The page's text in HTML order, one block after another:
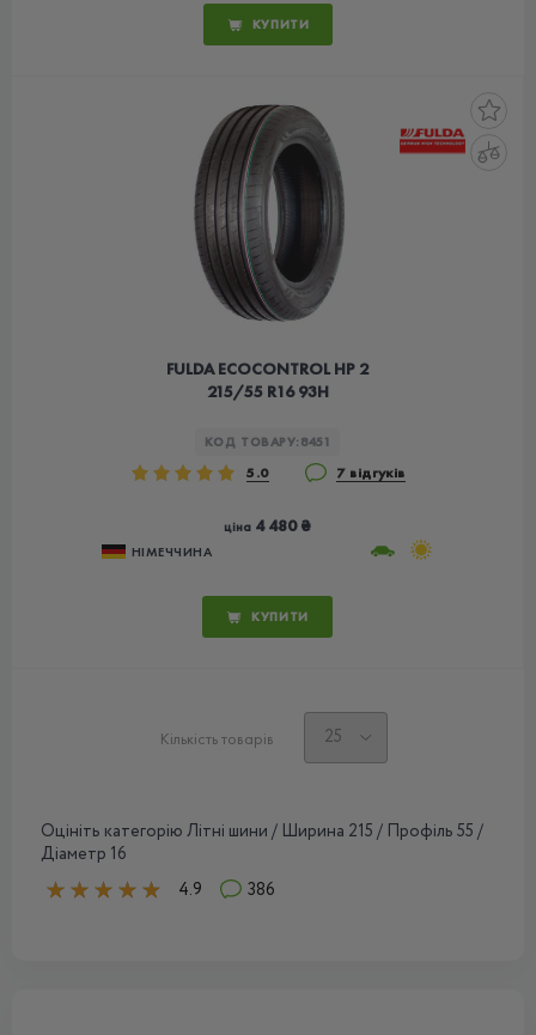
КУПИТИ
FULDA ECOCONTROL HP 2
215/55 R16 93H
КОД ТОВАРУ: 8451
5.0 7 відгуків
ціна 4 480 ₴
НІМЕЧЧИНА
КУПИТИ
Кількість товарів
Оцініть категорію Літні шини / Ширина 215 / Профіль 55 /
Діаметр 16
4.9
386